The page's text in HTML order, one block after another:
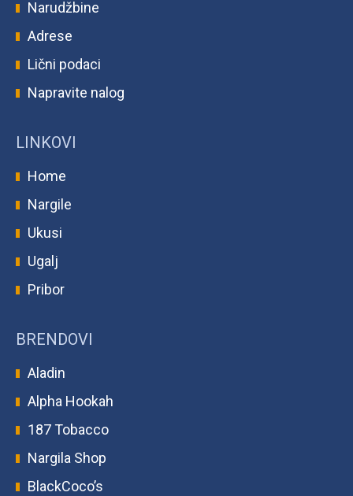
Narudžbine
Adrese
Lični podaci
Napravite nalog
LINKOVI
Home
Nargile
Ukusi
Ugalj
Pribor
BRENDOVI
Aladin
Alpha Hookah
187 Tobacco
Nargila Shop
BlackCoco’s